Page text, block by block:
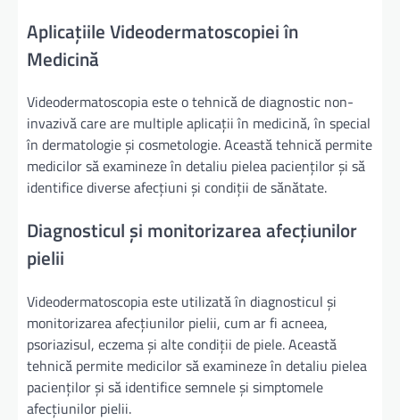
Aplicațiile Videodermatoscopiei în
Medicină
Videodermatoscopia este o tehnică de diagnostic non-
invazivă care are multiple aplicații în medicină, în special
în dermatologie și cosmetologie. Această tehnică permite
medicilor să examineze în detaliu pielea pacienților și să
identifice diverse afecțiuni și condiții de sănătate.
Diagnosticul și monitorizarea afecțiunilor
pielii
Videodermatoscopia este utilizată în diagnosticul și
monitorizarea afecțiunilor pielii, cum ar fi acneea,
psoriazisul, eczema și alte condiții de piele. Această
tehnică permite medicilor să examineze în detaliu pielea
pacienților și să identifice semnele și simptomele
afecțiunilor pielii.